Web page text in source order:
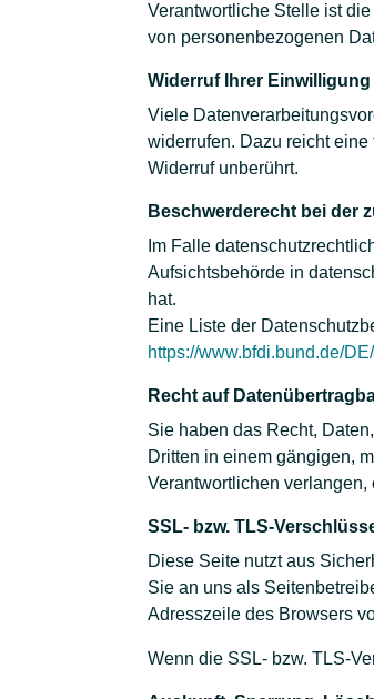
Verantwortliche Stelle ist
von personenbezogenen
Widerruf Ihrer
Viele
widerrufen. Dazu reicht
Widerruf unberührt.
Beschwerderecht bei der
Im Falle
Aufsichtsbehörde in
hat.
Eine Liste der
https://www.bfdi.bund.de/
Recht auf
Sie haben das Recht,
Dritten in einem gängigen,
Verantwortlichen verlangen,
SSL- bzw. TLS-
Diese Seite nutzt aus
Sie an uns als
Adresszeile des Browsers
Wenn die SSL- bzw. TLS-